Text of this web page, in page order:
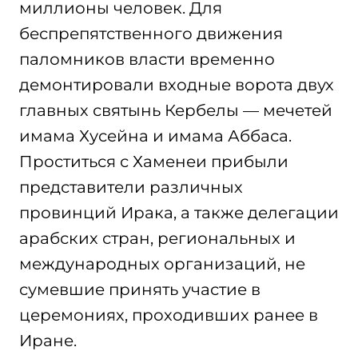
миллионы человек. Для
беспрепятственного движения
паломников власти временно
демонтировали входные ворота двух
главных святынь Кербелы — мечетей
имама Хусейна и имама Аббаса.
Проститься с Хаменеи прибыли
представители различных
провинций Ирака, а также делегации
арабских стран, региональных и
международных организаций, не
сумевшие принять участие в
церемониях, проходивших ранее в
Иране.